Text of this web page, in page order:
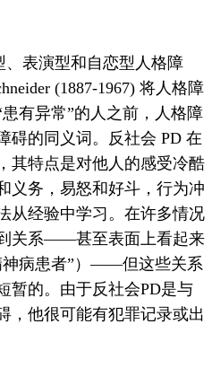
表演型和自恋型人格障
(1887-1967) 将人格障
有异常”的人之前，人格障
碍的同义词。 反社会 PD 在
其特点是对他人的感受冷酷
义务，易怒和好斗，行为冲
从经验中学习。 在许多情况
关系——甚至表面上看起来
神病患者”）——但这些关系
暂的。 由于反社会PD是与
，他很可能有犯罪记录或出